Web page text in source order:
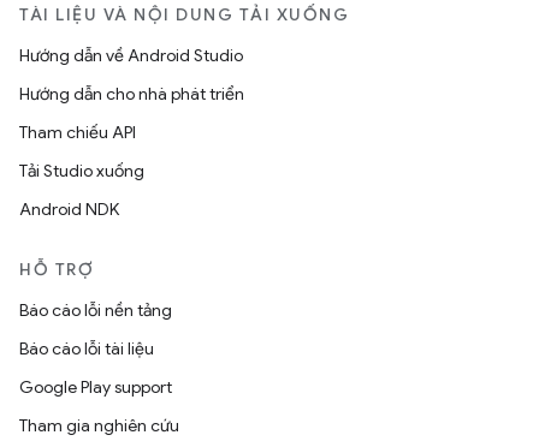
TÀI LIỆU VÀ NỘI DUNG TẢI XUỐNG
Hướng dẫn về Android Studio
Hướng dẫn cho nhà phát triển
Tham chiếu API
Tải Studio xuống
Android NDK
HỖ TRỢ
Báo cáo lỗi nền tảng
Báo cáo lỗi tài liệu
Google Play support
Tham gia nghiên cứu